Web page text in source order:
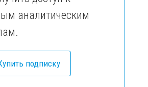
аналитическим
подписку